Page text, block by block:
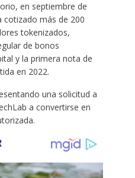
en septiembre de
cotizado más de 200
tokenizados,
de bonos
y la primera nota de
en 2022.
una solicitud a
a convertirse en